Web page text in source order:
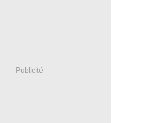
Publicité